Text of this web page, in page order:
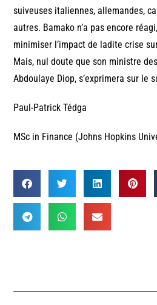
suiveuses italiennes, allemandes,
autres. Bamako n’a pas encore
minimiser l’impact de ladite crise
Mais, nul doute que son ministre
Abdoulaye Diop, s’exprimera sur le
Paul-Patrick Tédga
MSc in Finance (Johns Hopkins